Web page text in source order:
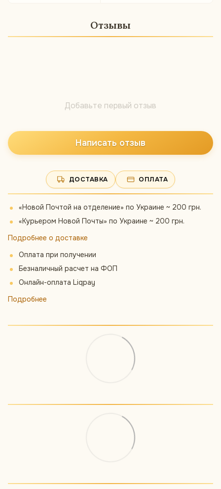
Отзывы
Добавьте первый отзыв
Написать отзыв
ДОСТАВКА ОПЛАТА
«Новой Почтой на отделение» по Украине ~ 200 грн.
«Курьером Новой Почты» по Украине ~ 200 грн.
Подробнее о доставке
Оплата при получении
Безналичный расчет на ФОП
Онлайн-оплата Liqpay
Подробнее